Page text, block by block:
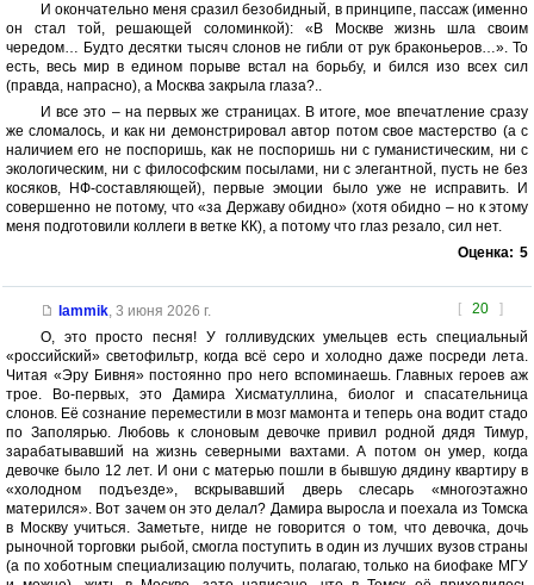
И окончательно меня сразил безобидный, в принципе, пассаж (именно
он стал той, решающей соломинкой): «В Москве жизнь шла своим
чередом… Будто десятки тысяч слонов не гибли от рук браконьеров…». То
есть, весь мир в едином порыве встал на борьбу, и бился изо всех сил
(правда, напрасно), а Москва закрыла глаза?..
И все это – на первых же страницах. В итоге, мое впечатление сразу
же сломалось, и как ни демонстрировал автор потом свое мастерство (а с
наличием его не поспоришь, как не поспоришь ни с гуманистическим, ни с
экологическим, ни с философским посылами, ни с элегантной, пусть не без
косяков, НФ-составляющей), первые эмоции было уже не исправить. И
совершенно не потому, что «за Державу обидно» (хотя обидно – но к этому
меня подготовили коллеги в ветке КК), а потому что глаз резало, сил нет.
Оценка: 5
[ 20 ]
lammik, 3 июня 2026 г.
О, это просто песня! У голливудских умельцев есть специальный
«российский» светофильтр, когда всё серо и холодно даже посреди лета.
Читая «Эру Бивня» постоянно про него вспоминаешь. Главных героев аж
трое. Во-первых, это Дамира Хисматуллина, биолог и спасательница
слонов. Её сознание переместили в мозг мамонта и теперь она водит стадо
по Заполярью. Любовь к слоновым девочке привил родной дядя Тимур,
зарабатывавший на жизнь северными вахтами. А потом он умер, когда
девочке было 12 лет. И они с матерью пошли в бывшую дядину квартиру в
«холодном подъезде», вскрывавший дверь слесарь «многоэтажно
матерился». Вот зачем он это делал? Дамира выросла и поехала из Томска
в Москву учиться. Заметьте, нигде не говорится о том, что девочка, дочь
рыночной торговки рыбой, смогла поступить в один из лучших вузов страны
(а по хоботным специализацию получить, полагаю, только на биофаке МГУ